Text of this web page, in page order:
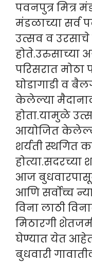
पवनपुत्र मित्र
मंडळाच्या सर्व
उत्सव व
होते.उरुसाच्या
परिसरात
घोडागाडी व
केलेल्या
होता.यामुळे
आयोजित
शर्यती स्थगित
होत्या.सदरच्या
आज
आणि सर्वोच्च
विना लाठी
मिठारगी
घेण्यात येत
बुधवारी